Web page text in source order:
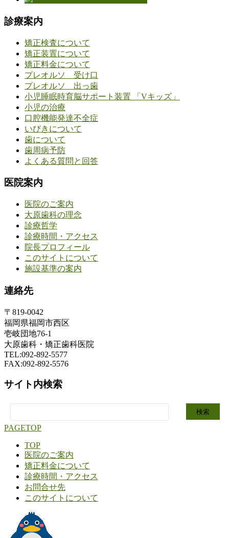
診療案内
矯正検査について
矯正装置について
矯正料金について
プレオルソ 受け口
プレオルソ 出っ歯
小児睡眠時育脳サポート装置 「Vキッズ」
小児の治療
口腔機能発達不全症
いびきについて
歯について
歯周病予防
よくある質問と回答
医院案内
医院のご案内
大原歯科の理念
診療哲学
診療時間・アクセス
院長プロフィール
このサイトについて
施設基準の案内
連絡先
〒819-0042
福岡県福岡市西区
壱岐団地76-1
大原歯科・矯正歯科医院
TEL:092-892-5577
FAX:092-892-5576
サイト内検索
索:
PAGETOP
TOP
医院のご案内
矯正料金について
診療時間・アクセス
お問合せ先
このサイトについて